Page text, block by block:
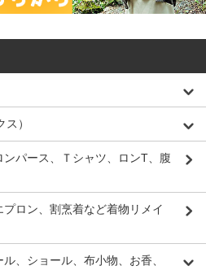
）
パース、Ｔシャツ、ロンT、腹
ロン、割烹着など着物リメイ
、ショール、布小物、お香、